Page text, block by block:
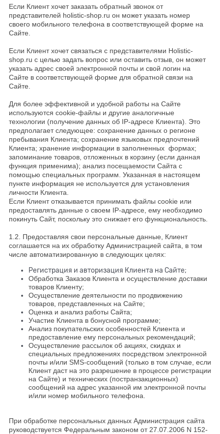
Если Клиент хочет заказать обратный звонок от
представителей holistic-shop.ru он может указать номер
своего мобильного телефона в соответствующей форме на
Сайте.
Если Клиент хочет связаться с представителями Holistic-
shop.ru с целью задать вопрос или оставить отзыв, он может
указать адрес своей электронной почты и свой логин на
Сайте в соответствующей форме для обратной связи на
Сайте.
Для более эффективной и удобной работы на Сайте
используются cookie-файлы и другие аналогичные
технологии (получение данных об IP-адресе Клиента). Это
предполагает следующее: сохранение данных о регионе
пребывания Клиента; сохранение языковых предпочтений
Клиента; хранение информации в заполненных формах;
запоминание товаров, отложенных в корзину (если данная
функция применима); анализ посещаемости Сайта с
помощью специальных программ. Указанная в настоящем
пункте информация не используется для установления
личности Клиента.
Если Клиент отказывается принимать файлы cookie или
предоставлять данные о своем IP-адресе, ему необходимо
покинуть Сайт, поскольку это снижает его функциональность.
1.2. Предоставляя свои персональные данные, Клиент
соглашается на их обработку Администрацией сайта, в том
числе автоматизированную в следующих целях:
Регистрация и авторизация Клиента на Сайте;
Обработка Заказов Клиента и осуществление доставки
товаров Клиенту;
Осуществление деятельности по продвижению
товаров, представленных на Сайте;
Оценка и анализ работы Сайта;
Участие Клиента в бонусной программе;
Анализ покупательских особенностей Клиента и
предоставление ему персональных рекомендаций;
Осуществление рассылок об акциях, скидках и
специальных предложениях посредством электронной
почты и/или SMS-сообщений (только в том случае, если
Клиент даст на это разрешение в процессе регистрации
на Сайте) и технических (постранзакционных)
сообщений на адрес указанной им электронной почты
и/или номер мобильного телефона.
При обработке персональных данных Администрация сайта
руководствуется Федеральным законом от 27.07.2006 N 152-